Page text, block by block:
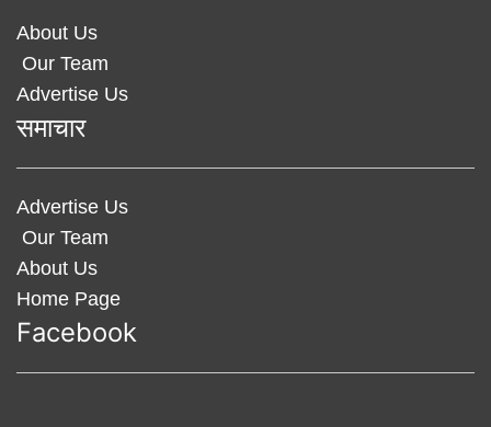
About Us
Our Team
Advertise Us
समाचार
Advertise Us
Our Team
About Us
Home Page
Facebook